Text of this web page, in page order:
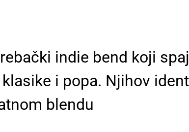
indie bend koji
klasike i popa. Njihov
blendu